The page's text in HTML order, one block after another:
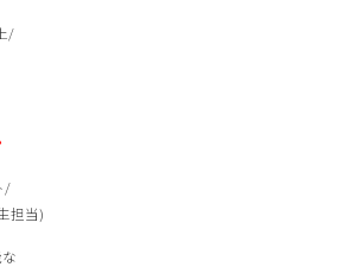
/
/
担当)